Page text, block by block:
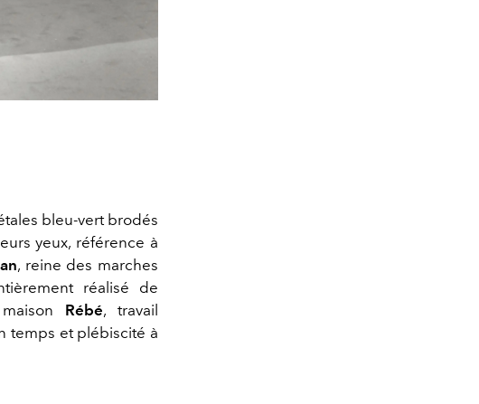
bleu-vert brodés
yeux, référence à
, reine des marches
réalisé de
Rébé, travail
temps et plébiscité à